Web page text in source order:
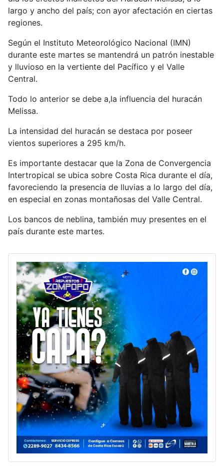
largo y ancho del país; con ayor afectación en ciertas
regiones.
Según el Instituto Meteorológico Nacional (IMN)
durante este martes se mantendrá un patrón inestable
y lluvioso en la vertiente del Pacífico y el Valle
Central.
Todo lo anterior se debe a,la influencia del huracán
Melissa.
La intensidad del huracán se destaca por poseer
vientos superiores a 295 km/h.
Es importante destacar que la Zona de Convergencia
Intertropical se ubica sobre Costa Rica durante el día,
favoreciendo la presencia de lluvias a lo largo del día,
en especial en zonas montañosas del Valle Central.
Los bancos de neblina, también muy presentes en el
país durante este martes.